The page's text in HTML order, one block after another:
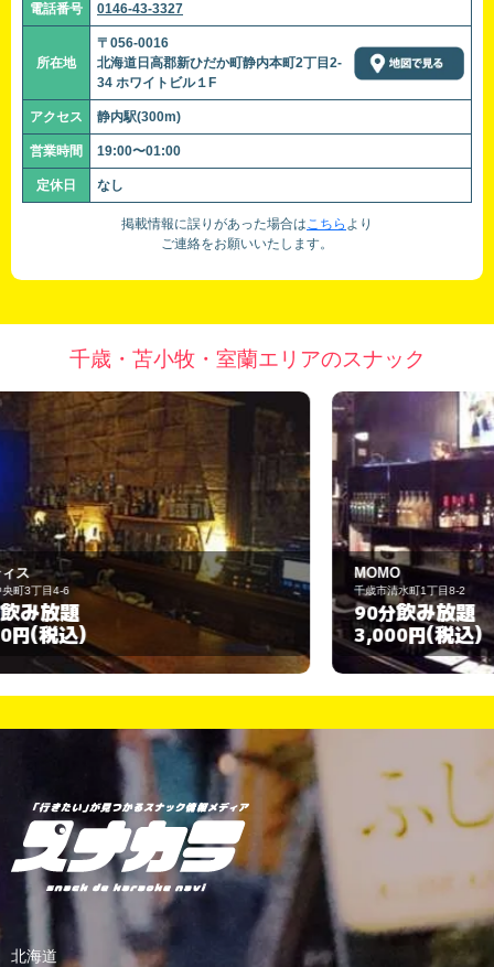
電話番号 0146-43-3327
所在地
〒056-0016
北海道日高郡新ひだか町静内本町2丁目2-
34 ホワイトビル１F
アクセス 静内駅(300m)
営業時間 19:00〜01:00
定休日 なし
掲載情報に誤りがあった場合はこちら より
ご連絡をお願いいたします。
千歳・苫小牧・室蘭エリアのスナック
MOMO
千歳市清水町1丁目8-2
90分飲み放題
(税込)
北海道